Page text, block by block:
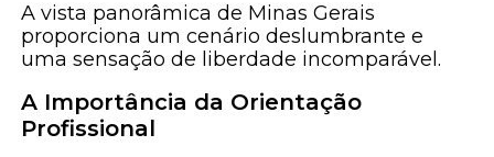
A vista panorâmica de Minas Gerais
proporciona um cenário deslumbrante e
uma sensação de liberdade incomparável.
A Importância da Orientação
Profissional